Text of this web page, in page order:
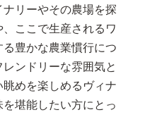
リーやその農場を探
ここで生産されるワ
豊かな農業慣行につ
ンドリーな雰囲気と
めを楽しめるヴィナ
堪能したい方にとっ